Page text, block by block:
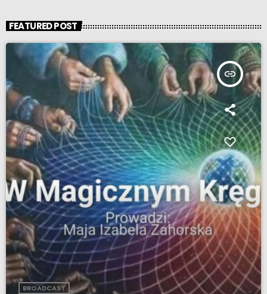
FEATURED POST
insert_link
BROADCAST